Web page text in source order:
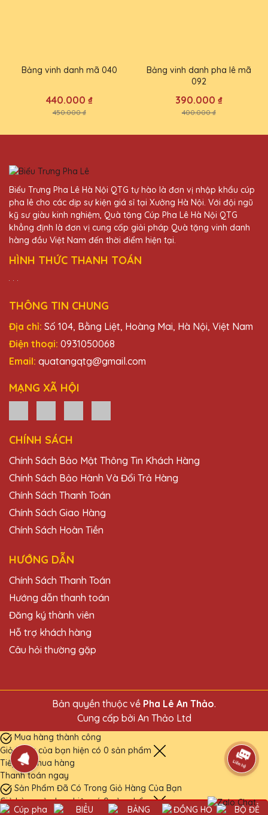
Bảng vinh danh mã 040
440.000 ₫
450.000 ₫
Bảng vinh danh pha lê mã
092
390.000 ₫
400.000 ₫
Biểu Trưng Pha Lê Hà Nội QTG tự hào là đơn vị nhập khẩu cúp
pha lê cho các dịp sự kiện giá sỉ tại Xưởng Hà Nội. Với đội ngũ
kỹ sư giàu kinh nghiệm, Quà tặng Cúp Pha Lê Hà Nội QTG
khẳng định là đơn vị cung cấp giải pháp Quà tặng vinh danh
hàng đầu Việt Nam đến thời điểm hiện tại.
HÌNH THỨC THANH TOÁN
THÔNG TIN CHUNG
Địa chỉ: Số 104, Bằng Liệt, Hoàng Mai, Hà Nội, Việt Nam
Điện thoại: 0931050068
Email: quatangqtg@gmail.com
MẠNG XÃ HỘI
CHÍNH SÁCH
Chính Sách Bảo Mật Thông Tin Khách Hàng
Chính Sách Bảo Hành Và Đổi Trả Hàng
Chính Sách Thanh Toán
Chính Sách Giao Hàng
Chính Sách Hoàn Tiền
HƯỚNG DẪN
Chính Sách Thanh Toán
Hướng dẫn thanh toán
Đăng ký thành viên
Hỗ trợ khách hàng
Câu hỏi thường gặp
Bản quyền thuộc về Pha Lê An Thảo.
Cung cấp bởi An Thảo Ltd
Mua hàng thành công
Giỏ hàng của bạn hiện có 0 sản phẩm
Tiếp tục mua hàng
Thanh toán ngay
Sản Phẩm Đã Có Trong Giỏ Hàng Của Bạn
Giỏ hàng của bạn hiện có0sản phẩm